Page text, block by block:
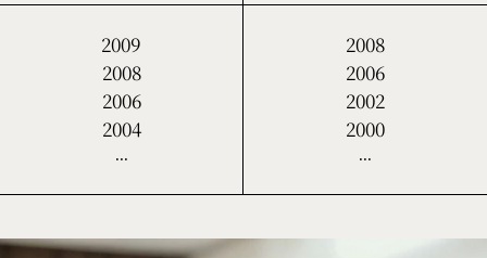
2009
2008
2006
2004
2008
2006
2002
2000